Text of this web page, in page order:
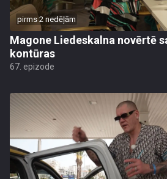
pirms 2 nedēļām
Magone Liedeskalna novērtē
kontūras
67. epizode